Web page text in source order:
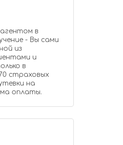
в
- Вы сами
из
и
в
страховых
на
оплаты.